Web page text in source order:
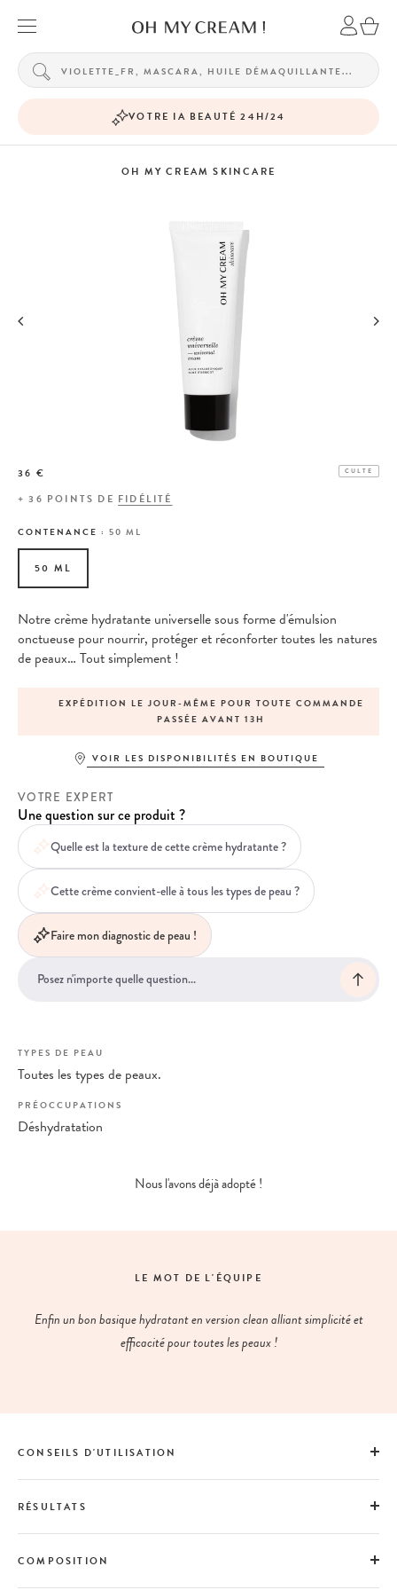
VOTRE IA BEAUTÉ 24H/24
OH MY CREAM SKINCARE
36 € CULTE
+36 POINTS DE FIDÉLITÉ
CONTENANCE : 50 ML
50 ML
Notre crème hydratante universelle sous forme d'émulsion
onctueuse pour nourrir, protéger et réconforter toutes les natures
de peaux… Tout simplement !
EXPÉDITION LE JOUR-MÊME POUR TOUTE COMMANDE
PASSÉE AVANT 13H
VOIR LES DISPONIBILITÉS EN BOUTIQUE
VOTRE EXPERT
Une question sur ce produit ?
Quelle est la texture de cette crème hydratante ?
Cette crème convient-elle à tous les types de peau ?
Faire mon diagnostic de peau !
TYPES DE PEAU
Toutes les types de peaux.
PRÉOCCUPATIONS
Déshydratation
Nous l'avons déjà adopté !
LE MOT DE L'ÉQUIPE
Enfin un bon basique hydratant en version clean alliant simplicité et
efficacité pour toutes les peaux !
CONSEILS D'UTILISATION
RÉSULTATS
COMPOSITION